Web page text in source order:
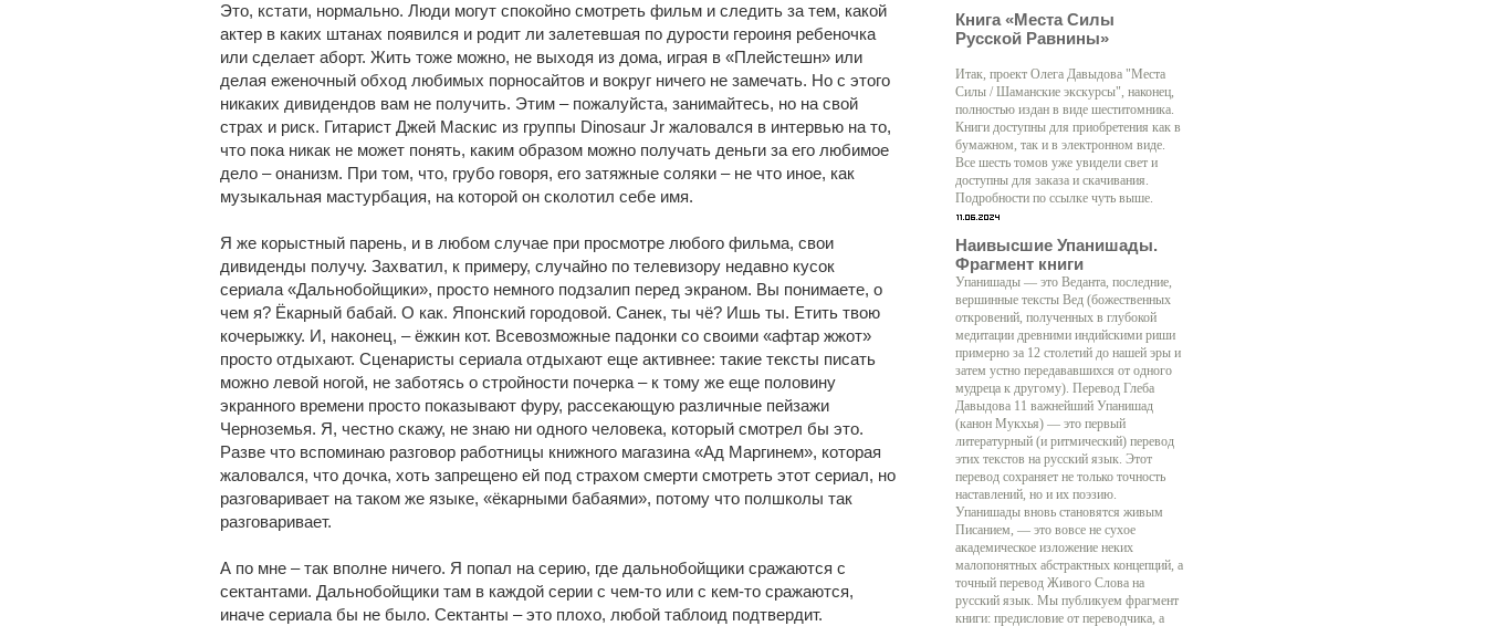
Это, кстати, нормально. Люди могут спокойно смотреть фильм и следить за тем, какой
актер в каких штанах появился и родит ли залетевшая по дурости героиня ребеночка
или сделает аборт. Жить тоже можно, не выходя из дома, играя в «Плейстешн» или
делая еженочный обход любимых порносайтов и вокруг ничего не замечать. Но с этого
никаких дивидендов вам не получить. Этим – пожалуйста, занимайтесь, но на свой
страх и риск. Гитарист Джей Маскис из группы Dinosaur Jr жаловался в интервью на то,
что пока никак не может понять, каким образом можно получать деньги за его любимое
дело – онанизм. При том, что, грубо говоря, его затяжные соляки – не что иное, как
музыкальная мастурбация, на которой он сколотил себе имя.
Я же корыстный парень, и в любом случае при просмотре любого фильма, свои
дивиденды получу. Захватил, к примеру, случайно по телевизору недавно кусок
сериала «Дальнобойщики», просто немного подзалип перед экраном. Вы понимаете, о
чем я? Ёкарный бабай. О как. Японский городовой. Санек, ты чё? Ишь ты. Етить твою
кочерыжку. И, наконец, – ёжкин кот. Всевозможные падонки со своими «афтар жжот»
просто отдыхают. Сценаристы сериала отдыхают еще активнее: такие тексты писать
можно левой ногой, не заботясь о стройности почерка – к тому же еще половину
экранного времени просто показывают фуру, рассекающую различные пейзажи
Черноземья. Я, честно скажу, не знаю ни одного человека, который смотрел бы это.
Разве что вспоминаю разговор работницы книжного магазина «Ад Маргинем», которая
жаловался, что дочка, хоть запрещено ей под страхом смерти смотреть этот сериал, но
разговаривает на таком же языке, «ёкарными бабаями», потому что полшколы так
разговаривает.
А по мне – так вполне ничего. Я попал на серию, где дальнобойщики сражаются с
сектантами. Дальнобойщики там в каждой серии с чем-то или с кем-то сражаются,
иначе сериала бы не было. Сектанты – это плохо, любой таблоид подтвердит.
Книга «Места Силы
Русской Равнины»
Итак, проект Олега Давыдова "Места
Силы / Шаманские экскурсы", наконец,
полностью издан в виде шеститомника.
Книги доступны для приобретения как в
бумажном, так и в электронном виде.
Все шесть томов уже увидели свет и
доступны для заказа и скачивания.
Подробности по ссылке чуть выше.
Наивысшие Упанишады.
Фрагмент книги
Упанишады — это Веданта, последние,
вершинные тексты Вед (божественных
откровений, полученных в глубокой
медитации древними индийскими риши
примерно за 12 столетий до нашей эры и
затем устно передававшихся от одного
мудреца к другому). Перевод Глеба
Давыдова 11 важнейший Упанишад
(канон Мукхья) — это первый
литературный (и ритмический) перевод
этих текстов на русский язык. Этот
перевод сохраняет не только точность
наставлений, но и их поэзию.
Упанишады вновь становятся живым
Писанием, — это вовсе не сухое
академическое изложение неких
малопонятных абстрактных концепций, а
точный перевод Живого Слова на
русский язык. Мы публикуем фрагмент
книги: предисловие от переводчика, а